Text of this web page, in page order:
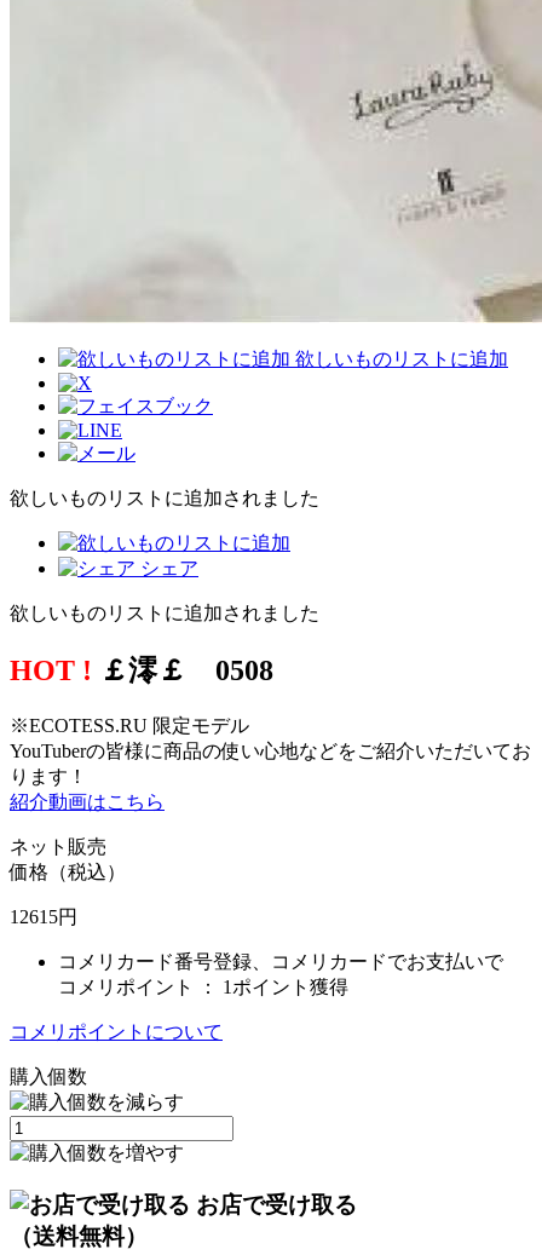
欲しいものリストに追加
欲しいものリストに追加されました
シェア
欲しいものリストに追加されました
HOT ! ￡澪￡ 0508
※ECOTESS.RU 限定モデル
YouTuberの皆様に商品の使い心地などをご紹介いただいてお
ります！
紹介動画はこちら
ネット販売
価格（税込）
12615円
コメリカード番号登録、コメリカードでお支払いで
コメリポイント ： 1ポイント獲得
コメリポイントについて
購入個数
お店で受け取る
（送料無料）